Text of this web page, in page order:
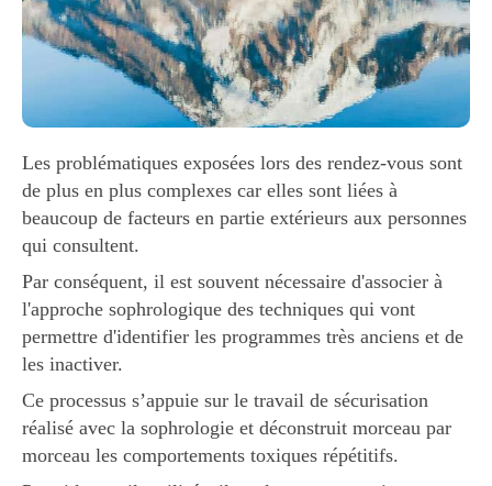
Les problématiques exposées lors des rendez-vous sont
de plus en plus complexes car elles sont liées à
beaucoup de facteurs en partie extérieurs aux personnes
qui consultent.
Par conséquent, il est souvent nécessaire d'associer à
l'approche sophrologique des techniques qui vont
permettre d'identifier les programmes très anciens et de
les inactiver.
Ce processus s’appuie sur le travail de sécurisation
réalisé avec la sophrologie et déconstruit morceau par
morceau les comportements toxiques répétitifs.